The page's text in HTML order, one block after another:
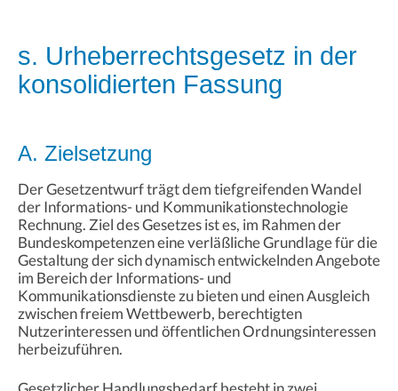
s. Urheberrechtsgesetz in der
konsolidierten Fassung
A. Zielsetzung
Der Gesetzentwurf trägt dem tiefgreifenden Wandel
der Informations- und Kommunikationstechnologie
Rechnung. Ziel des Gesetzes ist es, im Rahmen der
Bundeskompetenzen eine verläßliche Grundlage für die
Gestaltung der sich dynamisch entwickelnden Angebote
im Bereich der Informations- und
Kommunikationsdienste zu bieten und einen Ausgleich
zwischen freiem Wettbewerb, berechtigten
Nutzerinteressen und öffentlichen Ordnungsinteressen
herbeizuführen.